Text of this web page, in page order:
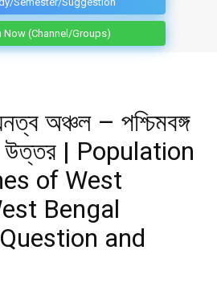
Now (Channel/Groups)
অঞ্চল – পশ্চিমবঙ্গ
উত্তর | Population
of West
Bengal
and